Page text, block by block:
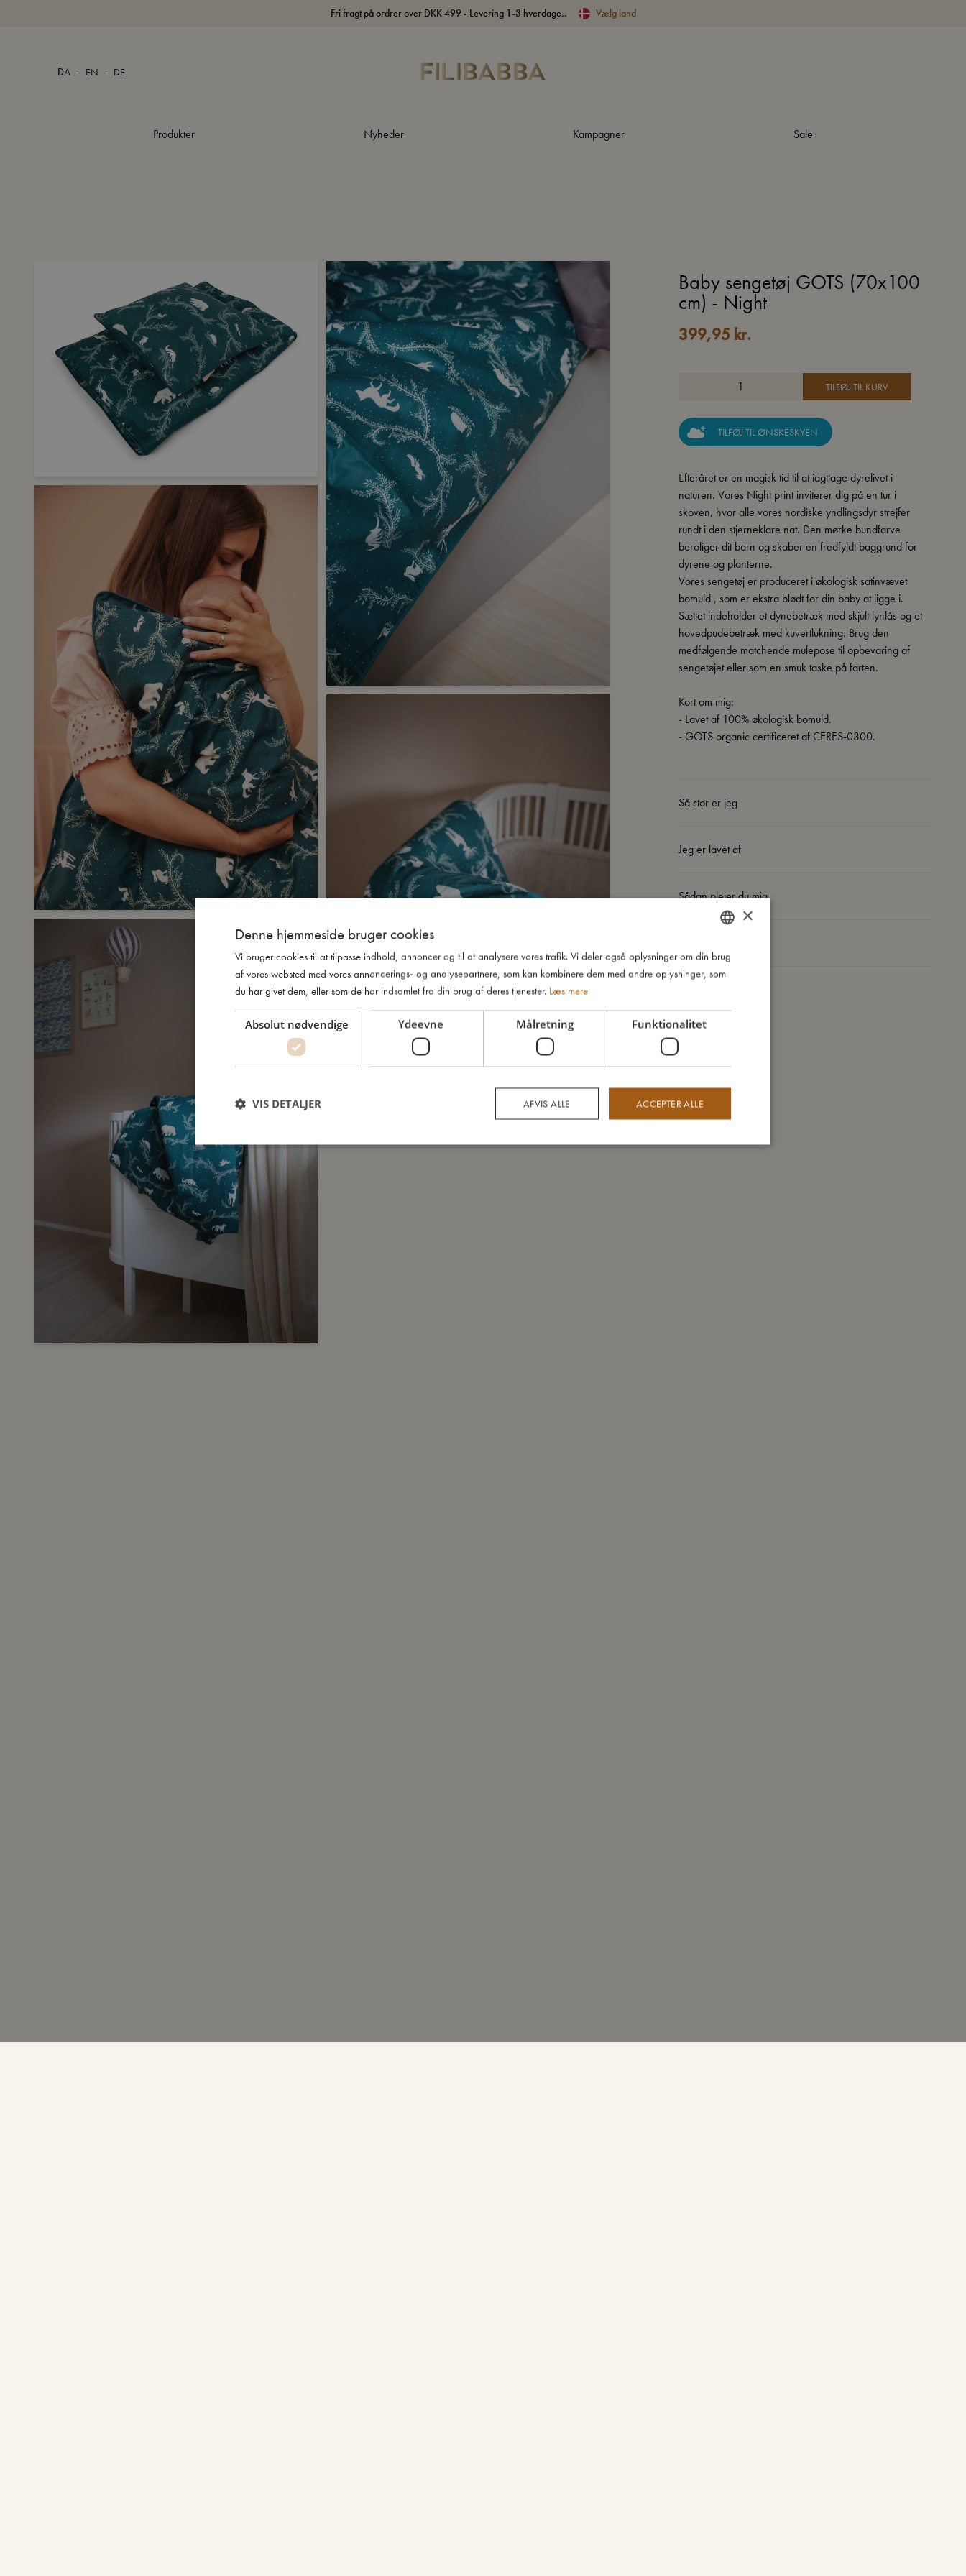
Fri fragt på ordrer over DKK 499 - Levering 1-3 hverdage.. Vælg land
DA - EN - DE
Produkter Nyheder Kampagner Sale
Baby sengetøj GOTS (70x100
cm) - Night
399,95 kr.
TILFØJ TIL KURV
TILFØJ TIL ØNSKESKYEN
Efteråret er en magisk tid til at iagttage dyrelivet i
naturen. Vores Night print inviterer dig på en tur i
skoven, hvor alle vores nordiske yndlingsdyr strejfer
rundt i den stjerneklare nat. Den mørke bundfarve
beroliger dit barn og skaber en fredfyldt baggrund for
dyrene og planterne.
Vores sengetøj er produceret i økologisk satinvævet
bomuld , som er ekstra blødt for din baby at ligge i.
Sættet indeholder et dynebetræk med skjult lynlås og et
hovedpudebetræk med kuvertlukning. Brug den
medfølgende matchende mulepose til opbevaring af
sengetøjet eller som en smuk taske på farten.
Kort om mig:
- Lavet af 100% økologisk bomuld.
- GOTS organic certificeret af CERES-0300.
Så stor er jeg
Jeg er lavet af
Sådan plejer du mig
DANISH
ENGLISH
×
Denne hjemmeside bruger cookies
Vi bruger cookies til at tilpasse indhold, annoncer og til at analysere vores trafik. Vi deler også oplysninger om din brug
af vores websted med vores annoncerings- og analysepartnere, som kan kombinere dem med andre oplysninger, som
du har givet dem, eller som de har indsamlet fra din brug af deres tjenester. Læs mere
Absolut nødvendige Ydeevne Målretning Funktionalitet
ACCEPTER ALLE
AFVIS ALLE
VIS DETALJER